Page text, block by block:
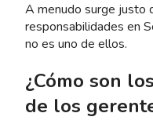
A menudo surge justo
responsabilidades en
no es uno de ellos.
¿Cómo son
de los